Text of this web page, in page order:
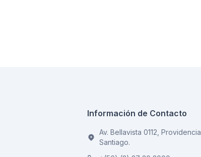
Información de Contacto
Av. Bellavista 0112, Providencia
Santiago.